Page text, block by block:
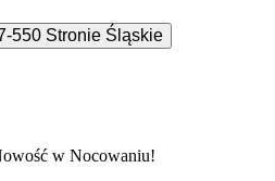
550 Stronie Śląskie
w Nocowaniu!